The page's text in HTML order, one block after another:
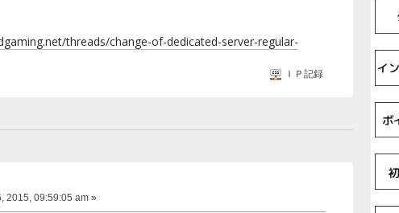
threads/change-of-dedicated-server-regular-
ＩＰ記録
2015, 09:59:05 am »